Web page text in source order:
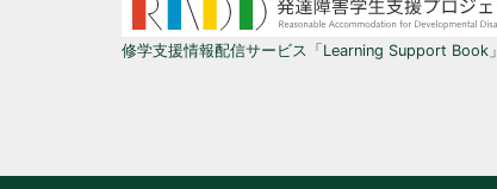
修学支援情報配信サービス「Learning Support Book」